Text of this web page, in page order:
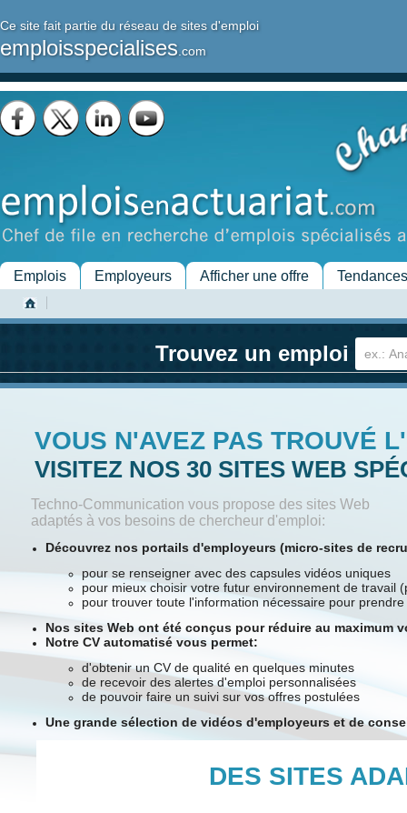
Ce site fait partie du réseau de sites d'emploi
emploisspecialises .com
Emplois Employeurs Afficher une offre Tendances
Trouvez un emploi
VOUS N'AVEZ PAS TROUVÉ
VISITEZ NOS 30 SITES WEB
Techno-Communication vous propose des sites Web
adaptés à vos besoins de chercheur d'emploi:
Découvrez nos portails d'employeurs (micro-sites de
pour se renseigner avec des capsules vidéos uniques
pour mieux choisir votre futur environnement de travail
pour trouver toute l'information nécessaire pour
Nos sites Web ont été conçus pour réduire au maximum
Notre CV automatisé vous permet:
d'obtenir un CV de qualité en quelques minutes
de recevoir des alertes d'emploi personnalisées
de pouvoir faire un suivi sur vos offres postulées
Une grande sélection de vidéos d'employeurs et de
DES SITES